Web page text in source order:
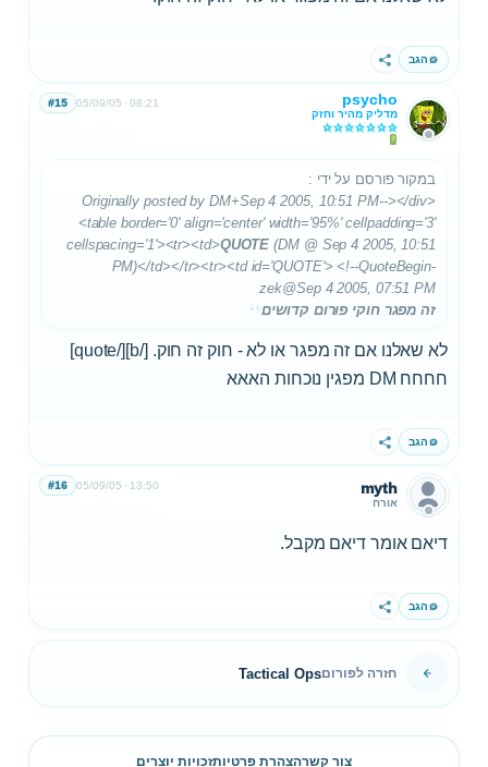
הגב שתף
psycho
מדליק מהיר וחזק
05/09/05 08:21
#15
במקור פורסם על ידי :
Originally posted by DM+Sep 4 2005, 10:51 PM--></div>
<table border='0' align='center' width='95%' cellpadding='3'
cellspacing='1'><tr><td>QUOTE (DM @ Sep 4 2005, 10:51
PM)</td></tr><tr><td id='QUOTE'> <!--QuoteBegin-
zek@Sep 4 2005, 07:51 PM
זה מפגר חוקי פורום קדושים
לא שאלנו אם זה מפגר או לא - חוק זה חוק. [/b][/quote]
חחחח DM מפגין נוכחות האאא
הגב שתף
myth
אורח
05/09/05 13:50
#16
דיאם אומר דיאם מקבל.
הגב שתף
חזרה לפורוםTactical Ops
צור קשרהצהרת פרטיותזכויות יוצרים